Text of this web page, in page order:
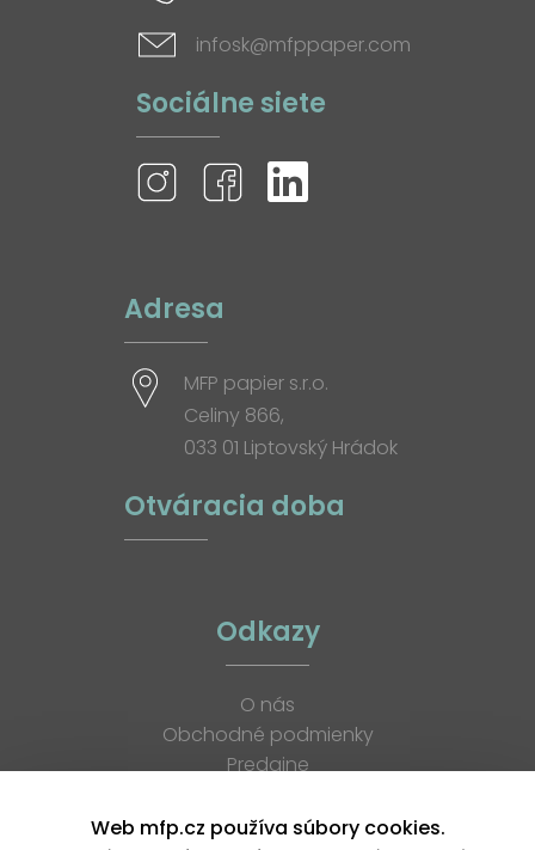
infosk@mfppaper.com
Sociálne siete
Adresa
MFP papier s.r.o.
Celiny 866,
033 01 Liptovský Hrádok
Otváracia doba
Odkazy
O nás
Obchodné podmienky
Predajne
K stiahnutiu
Web mfp.cz používa súbory cookies.